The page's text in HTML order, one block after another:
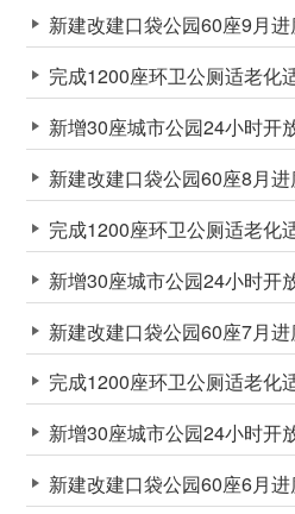
新建改建口袋公园60座9月
完成1200座环卫公厕适老化
新增30座城市公园24小时开
新建改建口袋公园60座8月
完成1200座环卫公厕适老化
新增30座城市公园24小时开
新建改建口袋公园60座7月
完成1200座环卫公厕适老化
新增30座城市公园24小时开
新建改建口袋公园60座6月